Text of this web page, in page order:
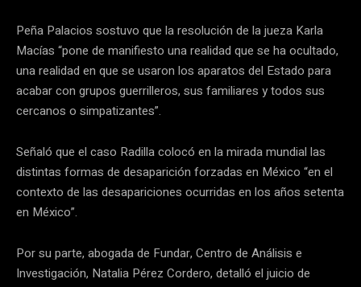
Peña Palacios sostuvo que la resolución de la jueza Karla
Macías “pone de manifiesto una realidad que se ha ocultado,
una realidad en que se usaron los aparatos del Estado para
acabar con grupos guerrilleros, sus familiares y todos sus
cercanos o simpatizantes”.
Señaló que el caso Radilla colocó en la mirada mundial las
distintas formas de desaparición forzadas en México “en el
contexto de las desapariciones ocurridas en los años setenta
en México”.
Por su parte, abogada de Fundar, Centro de Análisis e
Investigación, Natalia Pérez Cordero, detalló el juicio de